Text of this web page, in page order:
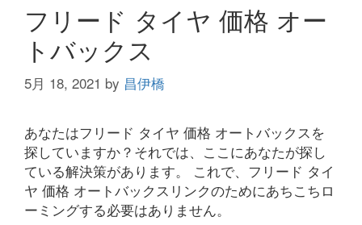
フリード タイヤ 価格 オー
トバックス
5月 18, 2021 by 昌伊橋
あなたはフリード タイヤ 価格 オートバックスを
探していますか？それでは、ここにあなたが探し
ている解決策があります。 これで、フリード タイ
ヤ 価格 オートバックスリンクのためにあちこちロ
ーミングする必要はありません。